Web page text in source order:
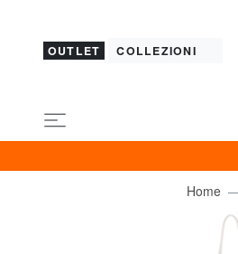
OUTLET COLLEZIONI
Home